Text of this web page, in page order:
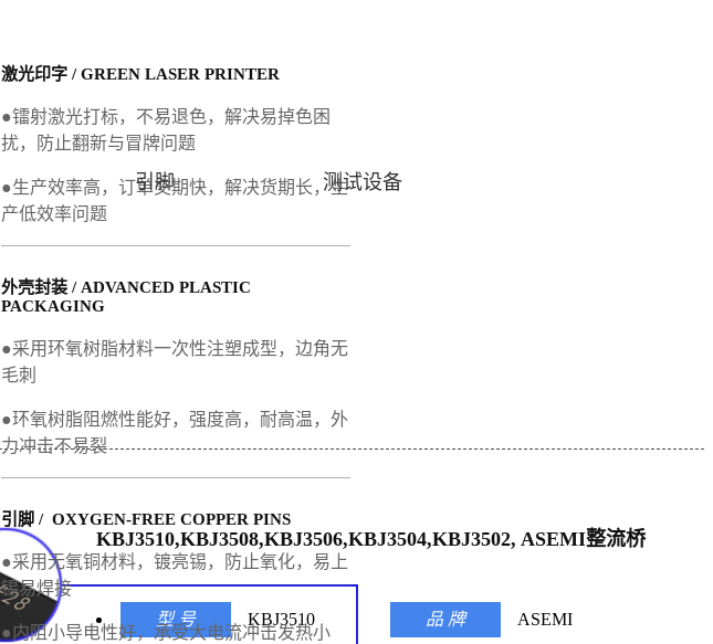
KBJ3510,KBJ3508,KBJ3506,KBJ3504,KBJ3502, ASEMI整流桥
型 号 KBJ3510 品 牌 ASEMI
激光印字 / GREEN LASER PRINTER
●镭射激光打标，不易退色，解决易掉色困
扰，防止翻新与冒牌问题
●生产效率高，订单交期快，解决货期长，生
产低效率问题
外壳封装 / ADVANCED PLASTIC
PACKAGING
●采用环氧树脂材料一次性注塑成型，边角无
毛刺
●环氧树脂阻燃性能好，强度高，耐高温，外
力冲击不易裂
引脚 / OXYGEN-FREE COPPER PINS
●采用无氧铜材料，镀亮锡，防止氧化，易上
锡易焊接
●内阻小导电性好，承受大电流冲击发热小
引脚 测试设备